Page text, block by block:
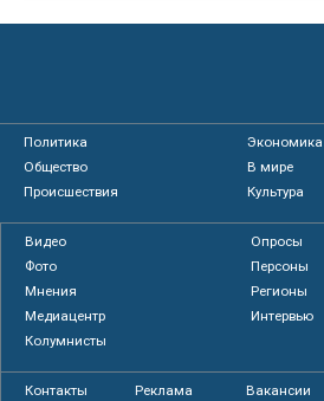
Политика
Экономика
Общество
В мире
Происшествия
Культура
Видео
Опросы
Фото
Персоны
Мнения
Регионы
Медиацентр
Интервью
Колумнисты
Контакты Реклама Вакансии